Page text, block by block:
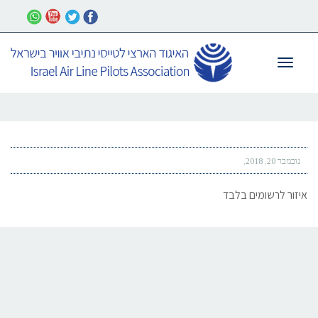
תפריט
נובמבר 20, 2018
איזור לרשומים בלבד